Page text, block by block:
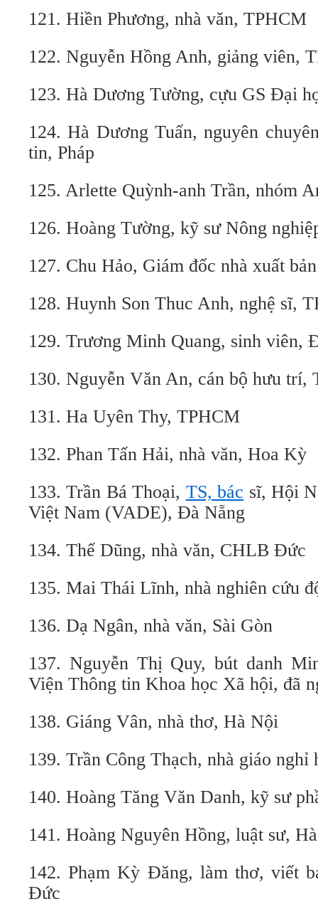
121. Hiền Phương, nhà văn, TPHCM
122. Nguyễn Hồng Anh, giảng viên,
123. Hà Dương Tường, cựu GS Đại
124. Hà Dương Tuấn, nguyên
tin, Pháp
125. Arlette Quỳnh-anh Trần, nhóm
126. Hoàng Tường, kỹ sư Nông
127. Chu Hảo, Giám đốc nhà xuất
128. Huynh Son Thuc Anh, nghệ sĩ,
129. Trương Minh Quang, sinh viên,
130. Nguyễn Văn An, cán bộ hưu trí,
131. Ha Uyên Thy, TPHCM
132. Phan Tấn Hải, nhà văn, Hoa Kỳ
133. Trần Bá Thoại, TS, bác sĩ, Hội
Việt Nam (VADE), Đà Nẵng
134. Thế Dũng, nhà văn, CHLB Đức
135. Mai Thái Lĩnh, nhà nghiên cứu
136. Dạ Ngân, nhà văn, Sài Gòn
137. Nguyễn Thị Quy, bút danh
Viện Thông tin Khoa học Xã hội, đã
138. Giáng Vân, nhà thơ, Hà Nội
139. Trần Công Thạch, nhà giáo
140. Hoàng Tăng Văn Danh, kỹ sư
141. Hoàng Nguyên Hồng, luật sư,
142. Phạm Kỳ Đăng, làm thơ, viết
Đức